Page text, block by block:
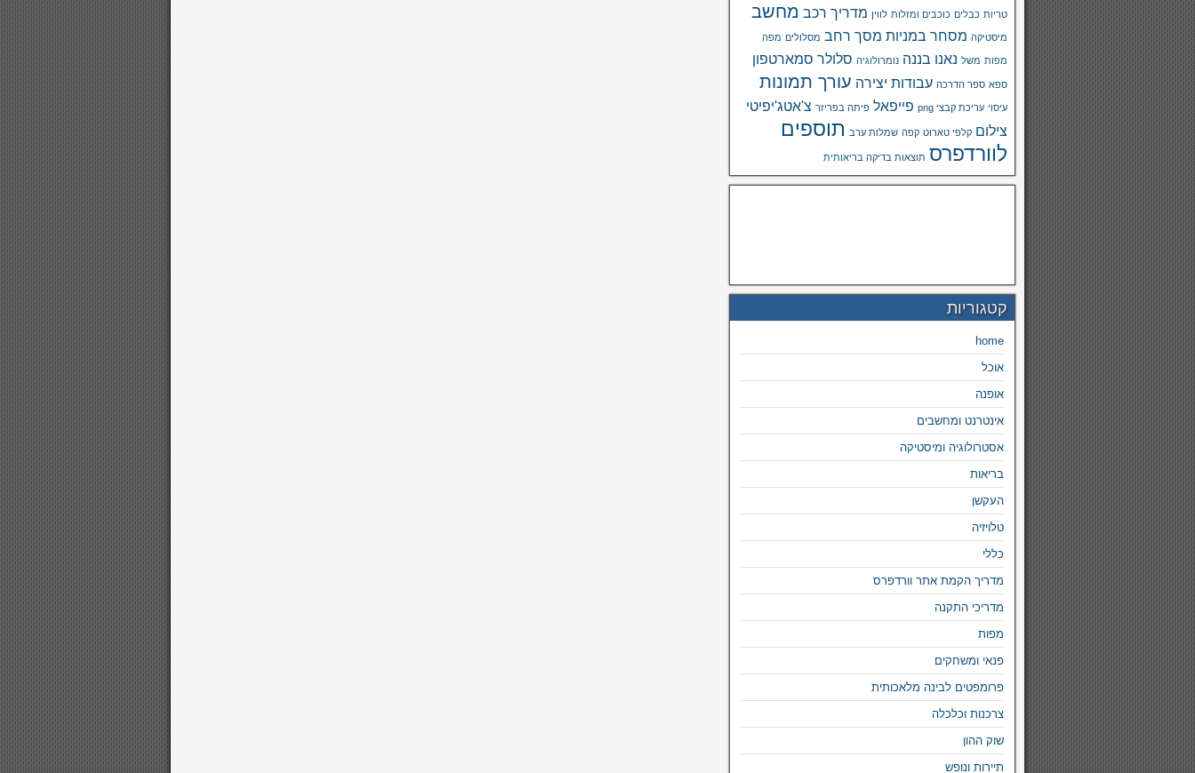
טריות כבלים כוכבים ומזלות לווין מדריך רכב מחשב
מיסטיקה מסחר במניות מסך רחב מסלולים מפה
מפות משל נאנו בננה נומרולוגיה סלולר סמארטפון
ספא ספר הדרכה עבודות יצירה עורך תמונות
עיסוי עריכת קבצי png פייפאל פיתה בפריזר צ'אטג'יפיטי
צילום קלפי טארוט קפה שמלות ערב תוספים
לוורדפרס תוצאות בדיקה בריאותית
קטגוריות
home
אוכל
אופנה
אינטרנט ומחשבים
אסטרולוגיה ומיסטיקה
בריאות
העקשן
טלויזיה
כללי
מדריך הקמת אתר וורדפרס
מדריכי התקנה
מפות
פנאי ומשחקים
פרומפטים לבינה מלאכותית
צרכנות וכלכלה
שוק ההון
תיירות ונופש